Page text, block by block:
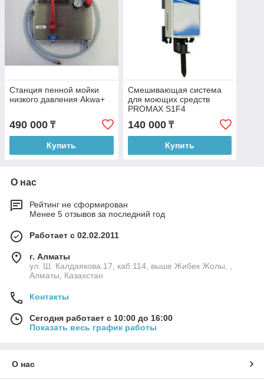
Станция пенной мойки
низкого давления Akwa+
490 000 ₸
Купить
Смешивающая система
для моющих средств
PROMAX S1F4
140 000₸
Купить
О нас
Рейтинг не сформирован
Менее 5 отзывов за последний год
Работает с 02.02.2011
г. Алматы
ул. Ш. Калдаякова.17, каб.114, выше Жибек Жолы, ,
Алматы, Казахстан
Контакты
Сегодня работает с 10:00 до 16:00
Показать весь график работы
О нас